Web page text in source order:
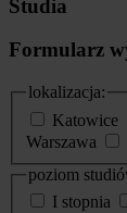
Studia
Formularz
lokalizacja:
Katowice
Warszawa
poziom
I stopnia